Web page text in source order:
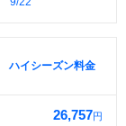
ハイシーズン料金
26,757円